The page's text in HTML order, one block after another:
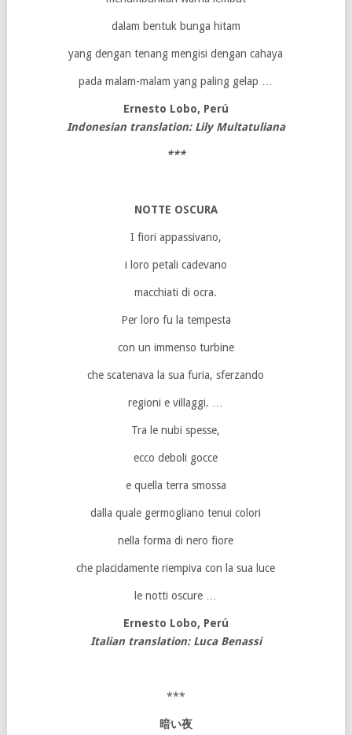
dalam bentuk bunga hitam
yang dengan tenang mengisi dengan cahaya
pada malam-malam yang paling gelap …
Ernesto Lobo, Perú
Indonesian translation: Lily Multatuliana
***
NOTTE OSCURA
I fiori appassivano,
i loro petali cadevano
macchiati di ocra.
Per loro fu la tempesta
con un immenso turbine
che scatenava la sua furia, sferzando
regioni e villaggi. …
Tra le nubi spesse,
ecco deboli gocce
e quella terra smossa
dalla quale germogliano tenui colori
nella forma di nero fiore
che placidamente riempiva con la sua luce
le notti oscure …
Ernesto Lobo, Perú
Italian translation: Luca Benassi
***
暗い夜